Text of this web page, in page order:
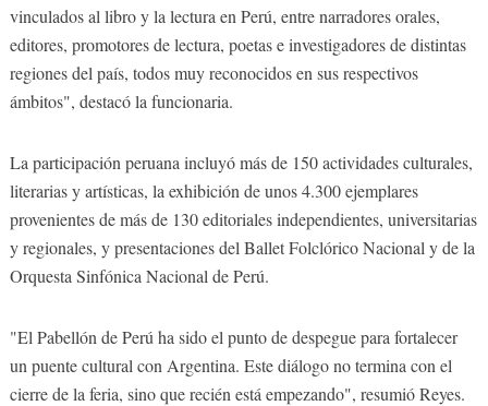
vinculados al libro y la lectura en Perú, entre narradores orales,
editores, promotores de lectura, poetas e investigadores de distintas
regiones del país, todos muy reconocidos en sus respectivos
ámbitos", destacó la funcionaria.
La participación peruana incluyó más de 150 actividades culturales,
literarias y artísticas, la exhibición de unos 4.300 ejemplares
provenientes de más de 130 editoriales independientes, universitarias
y regionales, y presentaciones del Ballet Folclórico Nacional y de la
Orquesta Sinfónica Nacional de Perú.
"El Pabellón de Perú ha sido el punto de despegue para fortalecer
un puente cultural con Argentina. Este diálogo no termina con el
cierre de la feria, sino que recién está empezando", resumió Reyes.